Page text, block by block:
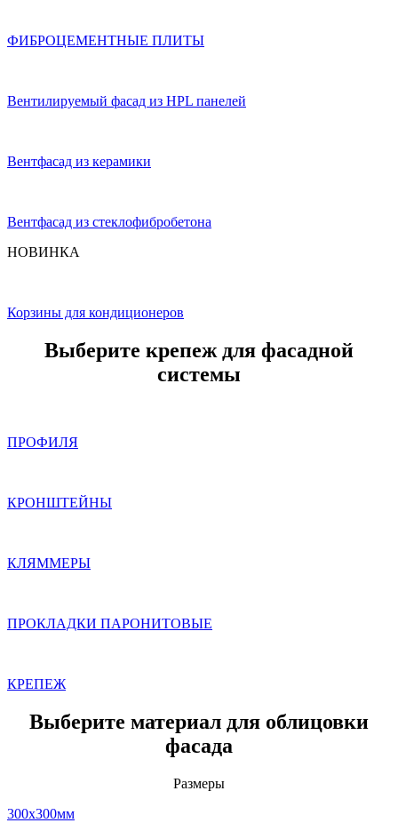
ФИБРОЦЕМЕНТНЫЕ ПЛИТЫ
Вентилируемый фасад из HPL панелей
Вентфасад из керамики
Вентфасад из стеклофибробетона
НОВИНКА
Корзины для кондиционеров
Выберите крепеж для фасадной
системы
ПРОФИЛЯ
КРОНШТЕЙНЫ
КЛЯММЕРЫ
ПРОКЛАДКИ ПАРОНИТОВЫЕ
КРЕПЕЖ
Выберите материал для облицовки
фасада
Размеры
300x300мм